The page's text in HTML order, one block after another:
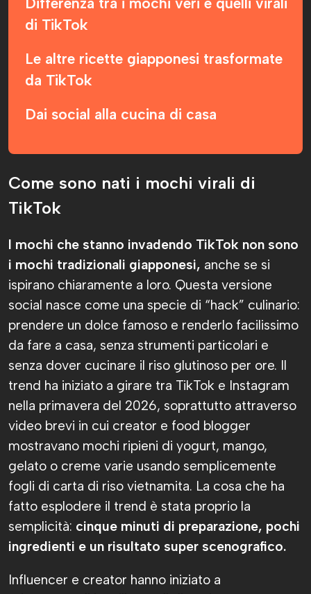
di TikTok
Le altre ricette giapponesi trasformate
da TikTok
Dai social alla cucina di casa
Come sono nati i mochi virali di
TikTok
I mochi che stanno invadendo TikTok non sono
i mochi tradizionali giapponesi, anche se si
ispirano chiaramente a loro. Questa versione
social nasce come una specie di “hack” culinario:
prendere un dolce famoso e renderlo facilissimo
da fare a casa, senza strumenti particolari e
senza dover cucinare il riso glutinoso per ore. Il
trend ha iniziato a girare tra TikTok e Instagram
nella primavera del 2026, soprattutto attraverso
video brevi in cui creator e food blogger
mostravano mochi ripieni di yogurt, mango,
gelato o creme varie usando semplicemente
fogli di carta di riso vietnamita. La cosa che ha
fatto esplodere il trend è stata proprio la
semplicità: cinque minuti di preparazione, pochi
ingredienti e un risultato super scenografico.
Influencer e creator hanno iniziato a